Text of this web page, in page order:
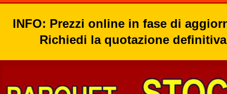
INFO: Prezzi online in fase di
Richiedi la quotazione